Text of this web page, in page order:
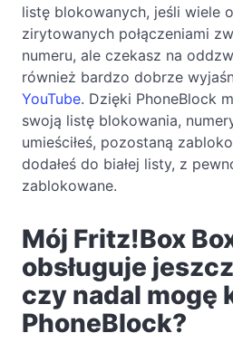
listę blokowanych, jeśli wiele
zirytowanych połączeniami
numeru, ale czekasz na
również bardzo dobrze
YouTube. Dzięki PhoneBlock
swoją listę blokowania,
umieściłeś, pozostaną
dodałeś do białej listy, z
zablokowane.
Mój Fritz!Box
obsługuje
czy nadal mogę
PhoneBlock?